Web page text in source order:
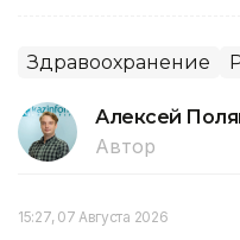
Здравоохранение
Алексей
Автор
15:27, 07 Августа 2026